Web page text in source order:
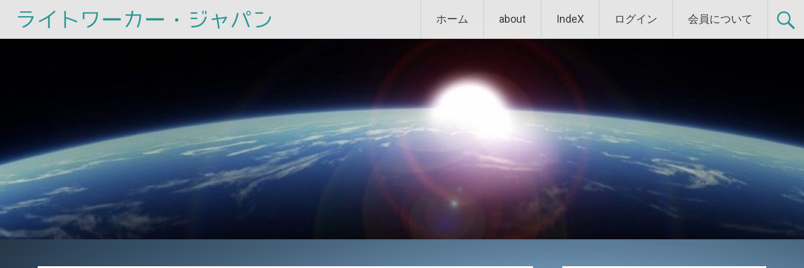
ライトワーカー・ジャパン
to
ホーム about IndeX ログイン 会員について